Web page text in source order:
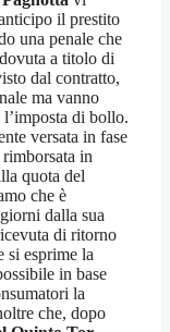
il prestito
una penale che
a titolo di
dal contratto,
ma vanno
l’imposta di bollo.
versata in fase
in
quota del
che è
dalla sua
di ritorno
si esprime la
in base
la
che, dopo